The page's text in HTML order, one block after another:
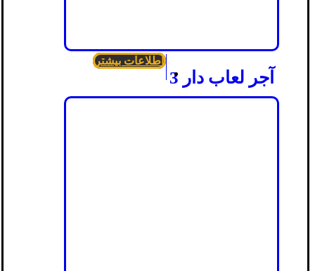
آجر لعاب دار 3
اطلاعات بیشتر